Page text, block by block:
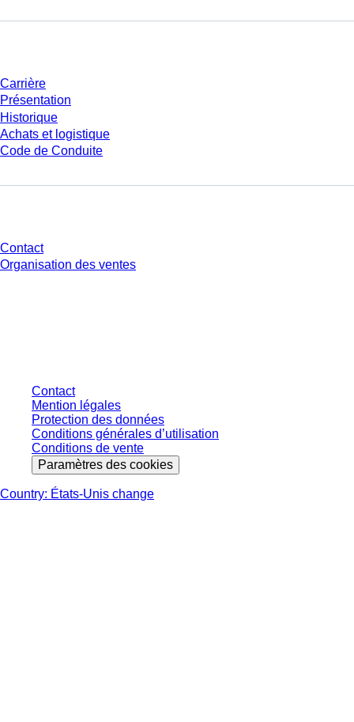
Carrière
Présentation
Historique
Achats et logistique
Code de Conduite
Contact
Organisation des ventes
Contact
Mention légales
Protection des données
Conditions générales d’utilisation
Conditions de vente
Paramètres des cookies
Country: États-Unis change